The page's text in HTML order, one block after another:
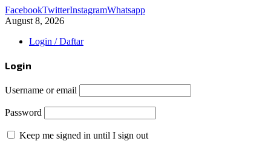
FacebookTwitterInstagramWhatsapp
August 8, 2026
Login / Daftar
Login
Username or email
Password
Keep me signed in until I sign out